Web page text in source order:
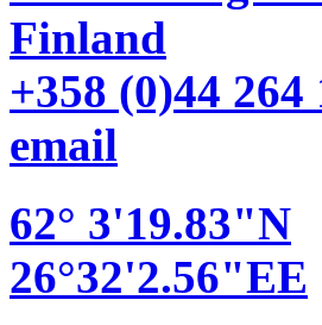
Finland
+358 (0)44 264
e­mail
62° 3'19.83"N
26°32'2.56"EE